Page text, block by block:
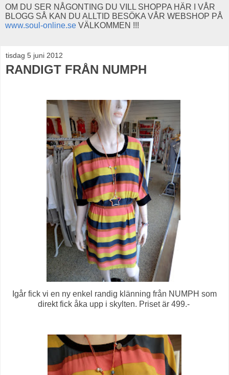
OM DU SER NÅGONTING DU VILL SHOPPA HÄR I VÅR
BLOGG SÅ KAN DU ALLTID BESÖKA VÅR WEBSHOP PÅ
www.soul-online.se VÄLKOMMEN !!!
tisdag 5 juni 2012
RANDIGT FRÅN NUMPH
Igår fick vi en ny enkel randig klänning från NUMPH som
direkt fick åka upp i skylten. Priset är 499.-